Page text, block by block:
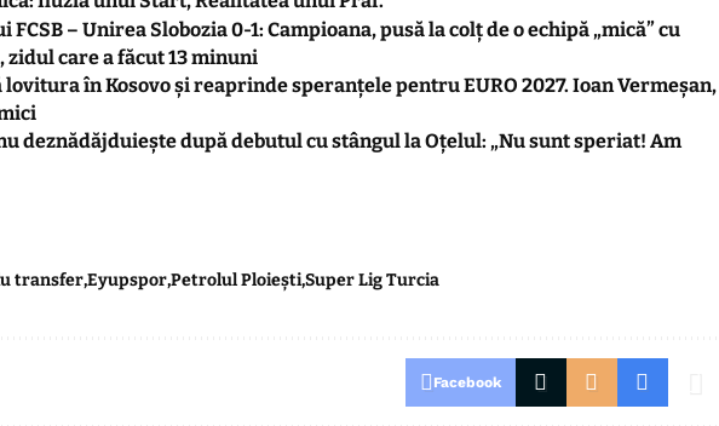
FCSB – Unirea Slobozia 0-1: Campioana, pusă la colț de o echipă „mică” cu
zidul care a făcut 13 minuni
lovitura în Kosovo și reaprinde speranțele pentru EURO 2027. Ioan Vermeșan,
deznădăjduiește după debutul cu stângul la Oțelul: „Nu sunt speriat! Am
transferEyupsporPetrolul PloieștiSuper Lig Turcia
Facebook